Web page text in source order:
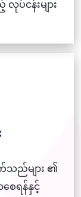
ပ်ငန်းများ
က်သည်များ ၏
ေရန်နှင့်